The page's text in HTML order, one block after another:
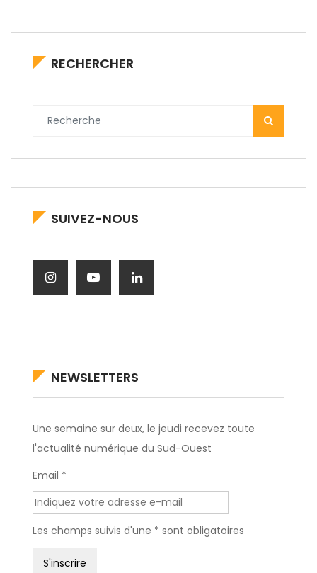
RECHERCHER
SUIVEZ-NOUS
NEWSLETTERS
Une semaine sur deux, le jeudi recevez toute
l'actualité numérique du Sud-Ouest
Email *
Les champs suivis d'une * sont obligatoires